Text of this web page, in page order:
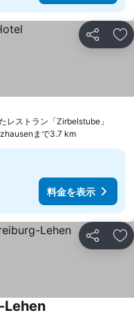
シェア お
レストラン「Zirbelstube」
まで3.7 km
料金を表示
シェア お
Lehen